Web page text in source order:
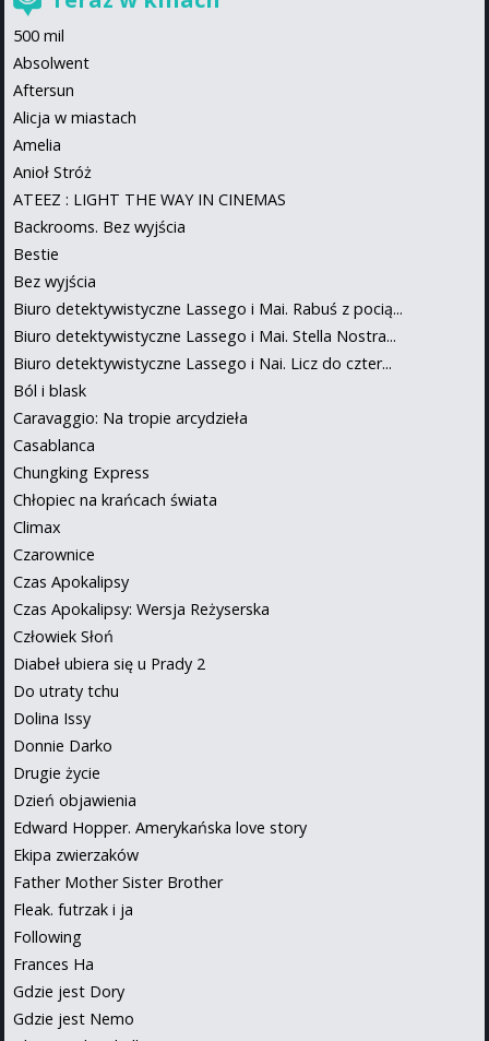
500 mil
Absolwent
Aftersun
Alicja w miastach
Amelia
Anioł Stróż
ATEEZ : LIGHT THE WAY IN CINEMAS
Backrooms. Bez wyjścia
Bestie
Bez wyjścia
Biuro detektywistyczne Lassego i Mai. Rabuś z pocią...
Biuro detektywistyczne Lassego i Mai. Stella Nostra...
Biuro detektywistyczne Lassego i Nai. Licz do czter...
Ból i blask
Caravaggio: Na tropie arcydzieła
Casablanca
Chungking Express
Chłopiec na krańcach świata
Climax
Czarownice
Czas Apokalipsy
Czas Apokalipsy: Wersja Reżyserska
Człowiek Słoń
Diabeł ubiera się u Prady 2
Do utraty tchu
Dolina Issy
Donnie Darko
Drugie życie
Dzień objawienia
Edward Hopper. Amerykańska love story
Ekipa zwierzaków
Father Mother Sister Brother
Fleak. futrzak i ja
Following
Frances Ha
Gdzie jest Dory
Gdzie jest Nemo